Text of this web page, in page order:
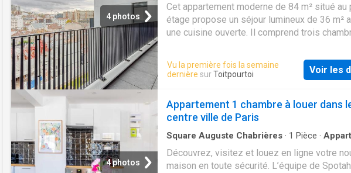
4 photos
Cet appartement moderne de 84 m² situé au
étage propose un séjour lumineux de 36 m²
une cuisine ouverte. Il comprend trois
Vu la première fois la semaine
dernière surToitpourtoi Voir les
4 photos
Appartement 1 chambre à louer dans
centre ville de Paris
Square Auguste Chabrières · 1 Pièce ·
Découvrez, visitez et louez en ligne votre
maison en toute sécurité. L’équipe de